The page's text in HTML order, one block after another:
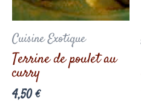
Cuisine Exotique
Terrine de poulet au
curry
4,50€